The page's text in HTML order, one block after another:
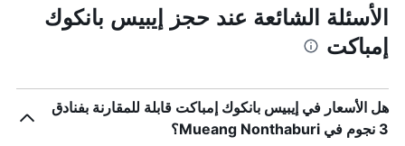
الأسئلة الشائعة عند حجز إيبيس بانكوك
إمباكت
هل الأسعار في إيبيس بانكوك إمباكت قابلة للمقارنة بفنادق
3 نجوم في Mueang Nonthaburi؟